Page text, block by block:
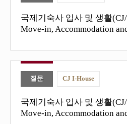
국제기숙사 입사 및 생활
Move-in, Accommodation
질문 CJ I-House
국제기숙사 입사 및 생활
Move-in, Accommodation